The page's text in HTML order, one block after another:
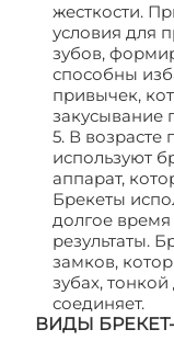
жесткости.
условия для
зубов,
способны
привычек,
закусывание
5. В возрасте
используют
аппарат,
Брекеты
долгое
результаты.
замков,
зубах,
соединяет.
ВИДЫ